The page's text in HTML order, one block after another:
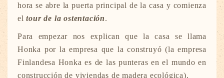
hora se abre la puerta principal de la casa y comienza
eltour de la ostentación.
Para empezar nos explican que la casa se llama
Honka por la empresa que la construyó (la empresa
Finlandesa Honka es de las punteras en el mundo en
construcción de viviendas de madera ecológica).